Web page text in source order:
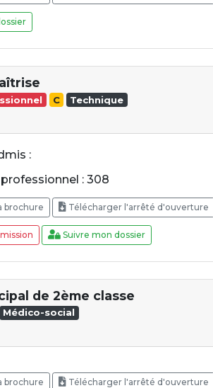
C Technique
:
: 308
brochure Télécharger l'arrêté d'ouverture
Suivre mon dossier
de 2ème classe
Médico-social
brochure Télécharger l'arrêté d'ouverture